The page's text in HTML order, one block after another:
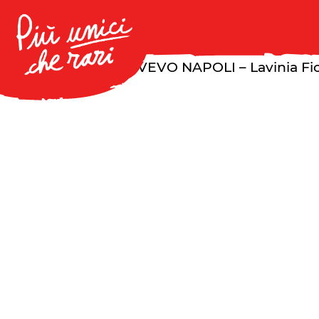
Notice: Undefined offset: 1 in
/var/www/
on line20
ID: PIRANDELLO – SVEVO NAPOLI – Lavinia